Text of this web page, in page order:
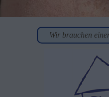
Wir brauchen